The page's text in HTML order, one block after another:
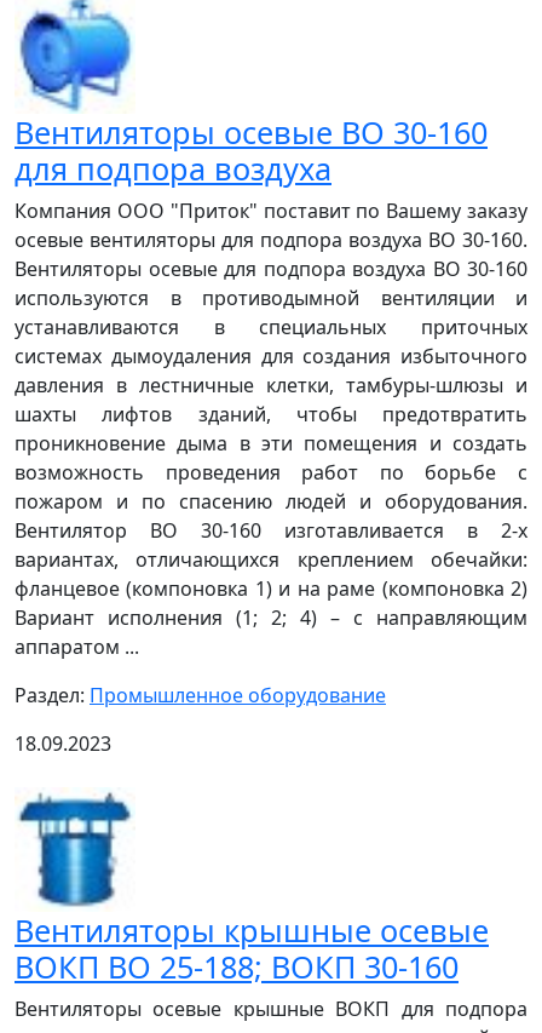
Вентиляторы осевые ВО 30-160
для подпора воздуха
Компания ООО "Приток" поставит по Вашему заказу
осевые вентиляторы для подпора воздуха ВО 30-160.
Вентиляторы осевые для подпора воздуха ВО 30-160
используются в противодымной вентиляции и
устанавливаются в специальных приточных
системах дымоудаления для создания избыточного
давления в лестничные клетки, тамбуры-шлюзы и
шахты лифтов зданий, чтобы предотвратить
проникновение дыма в эти помещения и создать
возможность проведения работ по борьбе с
пожаром и по спасению людей и оборудования.
Вентилятор ВО 30-160 изготавливается в 2-х
вариантах, отличающихся креплением обечайки:
фланцевое (компоновка 1) и на раме (компоновка 2)
Вариант исполнения (1; 2; 4) – с направляющим
аппаратом ...
Раздел: Промышленное оборудование
18.09.2023
Вентиляторы крышные осевые
ВОКП ВО 25-188; ВОКП 30-160
Вентиляторы осевые крышные ВОКП для подпора